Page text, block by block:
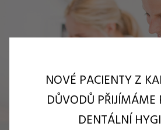
NOVÉ PACIENTY Z
DŮVODŮ
DENTÁLNÍ